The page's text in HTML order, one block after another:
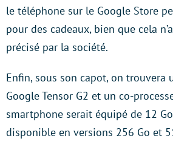
le téléphone sur le Google Store
pour des cadeaux, bien que cela
précisé par la société.
Enfin, sous son capot, on trouvera
Google Tensor G2 et un co-
smartphone serait équipé de 12
disponible en versions 256 Go et